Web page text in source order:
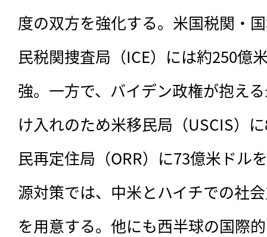
度の双方を強化する。米国税関・
民税関捜査局（ICE）には約250億
強。一方で、バイデン政権が抱え
け入れのため米移民局（USCIS）
民再定住局（ORR）に73億米ドル
源対策では、中米とハイチでの社
を用意する。他にも西半球の国際